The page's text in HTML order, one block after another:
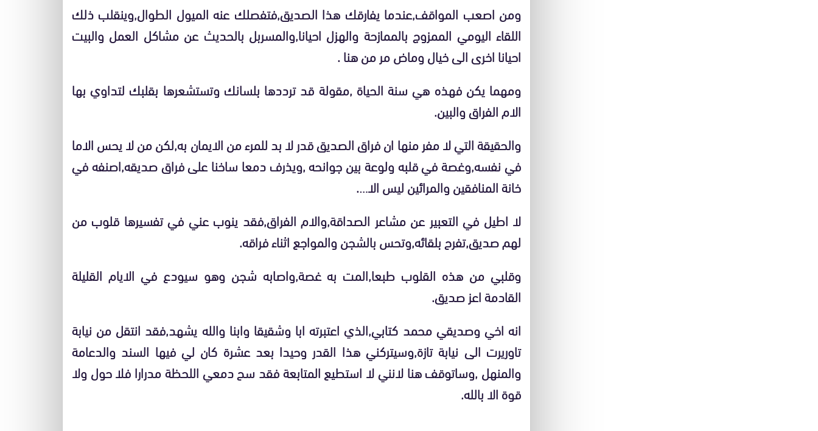
ومن اصعب المواقف,عندما يفارقك هذا الصديق,فتفصلك عنه الميول الطوال,وينقلب ذلك
اللقاء اليومي الممزوج بالممازحة والهزل احيانا,والمسربل بالحديث عن مشاكل العمل والبيت
احيانا اخرى الى خيال وماض مر من هنا .
ومهما يكن فهذه هي سنة الحياة ,مقولة قد ترددها بلسانك وتستشعرها بقلبك لتداوي بها
الام الفراق والبين.
والحقيقة التي لا مفر منها ان فراق الصديق قدر لا بد للمرء من الايمان به,لكن من لا يحس الاما
في نفسه,وغصة في قلبه ولوعة بين جوانحه ,ويذرف دمعا ساخنا على فراق صديقه,اصنفه في
خانة المنافقين والمرائين ليس الا….
لا اطيل في التعبير عن مشاعر الصداقة,والام الفراق,فقد ينوب عني في تفسيرها قلوب من
لهم صديق,تفرح بلقائه,وتحس بالشجن والمواجع اثناء فراقه.
وقلبي من هذه القلوب طبعا,المت به غصة,واصابه شجن وهو سيودع في الايام القليلة
القادمة اعز صديق.
انه اخي وصديقي محمد كتابي,الذي اعتبرته ابا وشقيقا وابنا والله يشهد,فقد انتقل من نيابة
تاوريرت الى نيابة تازة,وسيتركني هذا القدر وحيدا بعد عشرة كان لي فيها السند والدعامة
والمنهل ,وساتوقف هنا لانني لا استطيع المتابعة فقد سح دمعي اللحظة مدرارا فلا حول ولا
قوة الا بالله.